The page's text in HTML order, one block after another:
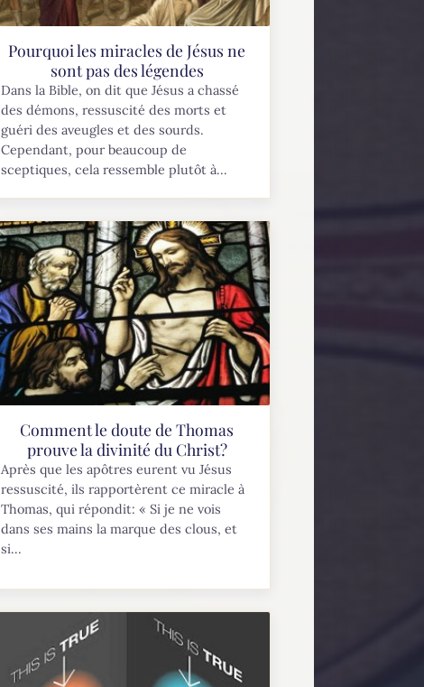
Pourquoi les miracles de Jésus ne
sont pas des légendes
Dans la Bible, on dit que Jésus a chassé
des démons, ressuscité des morts et
guéri des aveugles et des sourds.
Cependant, pour beaucoup de
sceptiques, cela ressemble plutôt à...
Comment le doute de Thomas
prouve la divinité du Christ?
Après que les apôtres eurent vu Jésus
ressuscité, ils rapportèrent ce miracle à
Thomas, qui répondit: « Si je ne vois
dans ses mains la marque des clous, et
si...